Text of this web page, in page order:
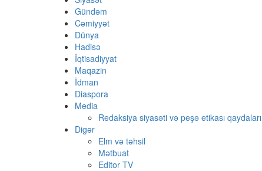
Gündəm
Cəmiyyət
Dünya
Hadisə
İqtisadiyyat
Maqazin
İdman
Diaspora
Media
Redaksiya siyasəti və peşə etikası qaydaları
Digər
Elm və təhsil
Mətbuat
Editor TV